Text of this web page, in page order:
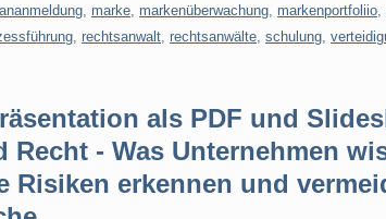
marke markenüberwachung markenportfoliio
rechtsanwalt rechtsanwälte schulung
als PDF und
Recht - Was Unternehmen
Risiken erkennen und